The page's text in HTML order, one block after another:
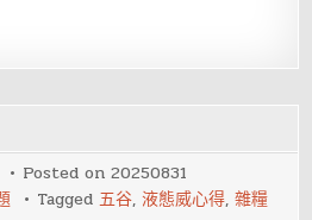
Posted on20250831
Tagged五谷,液態威心得,雜糧